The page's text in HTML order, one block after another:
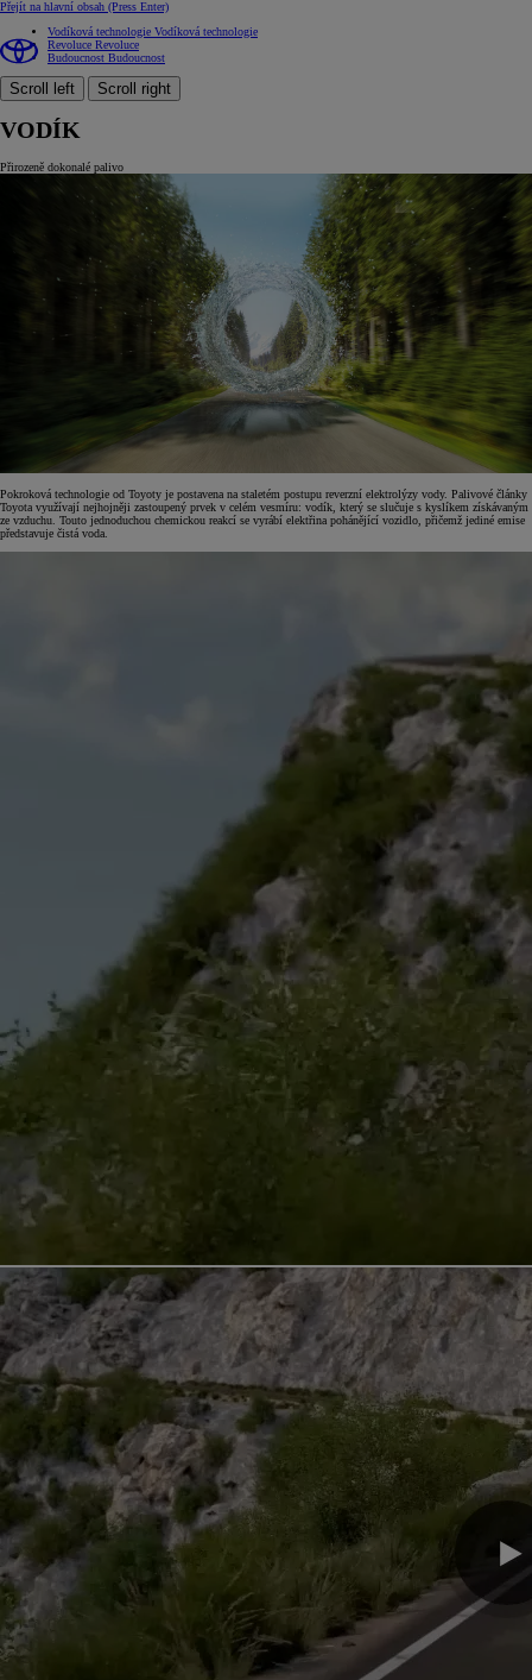
Přejít na hlavní obsah (Press Enter)
Vodíková technologie Vodíková technologie
Revoluce Revoluce
Budoucnost Budoucnost
Scroll left Scroll right
VODÍK
Přirozeně dokonalé palivo
Pokroková technologie od Toyoty je postavena na staletém postupu reverzní elektrolýzy vody. Palivové články
Toyota využívají nejhojněji zastoupený prvek v celém vesmíru: vodík, který se slučuje s kyslíkem získávaným
ze vzduchu. Touto jednoduchou chemickou reakcí se vyrábí elektřina pohánějící vozidlo, přičemž jediné emise
představuje čistá voda.